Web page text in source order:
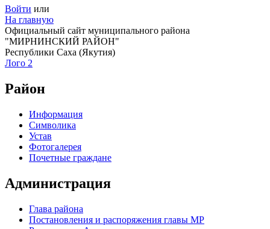
Войти или
На главную
Официальный сайт муниципального района
"МИРНИНСКИЙ РАЙОН"
Республики Саха (Якутия)
Лого 2
Район
Информация
Символика
Устав
Фотогалерея
Почетные граждане
Администрация
Глава района
Постановления и распоряжения главы МР